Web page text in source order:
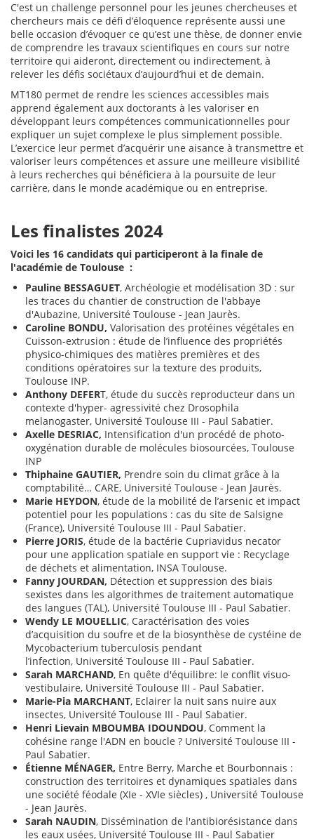
C'est un challenge personnel pour les jeunes chercheuses et
chercheurs mais ce défi d’éloquence représente aussi une
belle occasion d’évoquer ce qu’est une thèse, de donner envie
de comprendre les travaux scientifiques en cours sur notre
territoire qui aideront, directement ou indirectement, à
relever les défis sociétaux d’aujourd’hui et de demain.
MT180 permet de rendre les sciences accessibles mais
apprend également aux doctorants à les valoriser en
développant leurs compétences communicationnelles pour
expliquer un sujet complexe le plus simplement possible.
L’exercice leur permet d’acquérir une aisance à transmettre et
valoriser leurs compétences et assure une meilleure visibilité
à leurs recherches qui bénéficiera à la poursuite de leur
carrière, dans le monde académique ou en entreprise.
Les finalistes 2024
Voici les 16 candidats qui participeront à la finale de
l'académie de Toulouse :
Pauline BESSAGUET, Archéologie et modélisation 3D : sur
les traces du chantier de construction de l'abbaye
d'Aubazine, Université Toulouse - Jean Jaurès.
Caroline BONDU, Valorisation des protéines végétales en
Cuisson-extrusion : étude de l’influence des propriétés
physico-chimiques des matières premières et des
conditions opératoires sur la texture des produits,
Toulouse INP.
Anthony DEFERT, étude du succès reproducteur dans un
contexte d'hyper- agressivité chez Drosophila
melanogaster, Université Toulouse III - Paul Sabatier.
Axelle DESRIAC, Intensification d'un procédé de photo-
oxygénation durable de molécules biosourcées, Toulouse
INP
Thiphaine GAUTIER, Prendre soin du climat grâce à la
comptabilité… CARE, Université Toulouse - Jean Jaurès.
Marie HEYDON, étude de la mobilité de l’arsenic et impact
potentiel pour les populations : cas du site de Salsigne
(France), Université Toulouse III - Paul Sabatier.
Pierre JORIS, étude de la bactérie Cupriavidus necator
pour une application spatiale en support vie : Recyclage
de déchets et alimentation, INSA Toulouse.
Fanny JOURDAN, Détection et suppression des biais
sexistes dans les algorithmes de traitement automatique
des langues (TAL), Université Toulouse III - Paul Sabatier.
Wendy LE MOUELLIC, Caractérisation des voies
d’acquisition du soufre et de la biosynthèse de cystéine de
Mycobacterium tuberculosis pendant
l’infection, Université Toulouse III - Paul Sabatier.
Sarah MARCHAND, En quête d'équilibre: le conflit visuo-
vestibulaire, Université Toulouse III - Paul Sabatier.
Marie-Pia MARCHANT, Eclairer la nuit sans nuire aux
insectes, Université Toulouse III - Paul Sabatier.
Henri Lievain MBOUMBA IDOUNDOU, Comment la
cohésine range l'ADN en boucle ? Université Toulouse III -
Paul Sabatier.
Étienne MÉNAGER, Entre Berry, Marche et Bourbonnais :
construction des territoires et dynamiques spatiales dans
une société féodale (XIe - XVIe siècles) , Université Toulouse
- Jean Jaurès.
Sarah NAUDIN, Dissémination de l'antibiorésistance dans
les eaux usées, Université Toulouse III - Paul Sabatier